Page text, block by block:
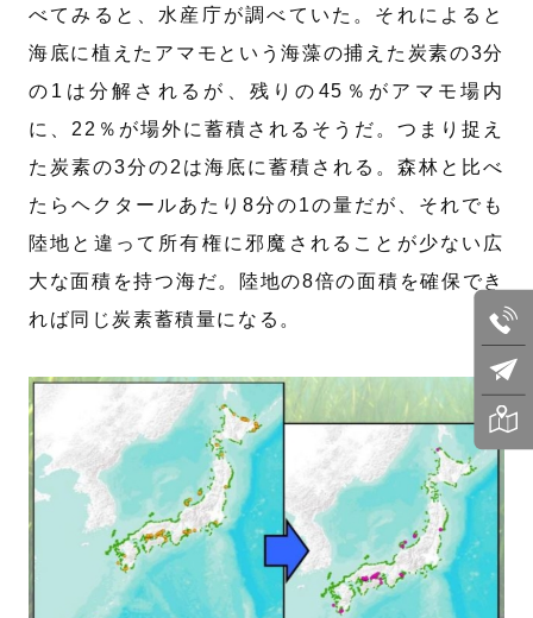
べてみると、水産庁が調べていた。それによると
海底に植えたアマモという海藻の捕えた炭素の3分
の1は分解されるが、残りの45％がアマモ場内
に、22％が場外に蓄積されるそうだ。つまり捉え
た炭素の3分の2は海底に蓄積される。森林と比べ
たらヘクタールあたり8分の1の量だが、それでも
陸地と違って所有権に邪魔されることが少ない広
大な面積を持つ海だ。陸地の8倍の面積を確保でき
れば同じ炭素蓄積量になる。